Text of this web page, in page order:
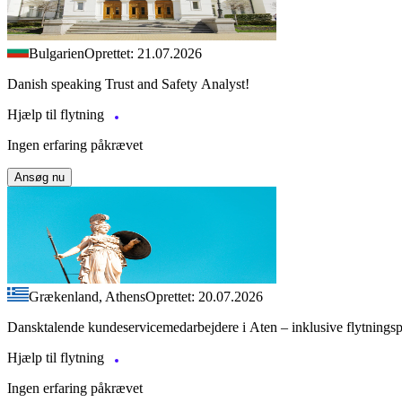
BulgarienOprettet: 21.07.2026
Danish speaking Trust and Safety Analyst!
Hjælp til flytning
Ingen erfaring påkrævet
Ansøg nu
Grækenland, AthensOprettet: 20.07.2026
Dansktalende kundeservicemedarbejdere i Aten – inklusive
Hjælp til flytning
Ingen erfaring påkrævet